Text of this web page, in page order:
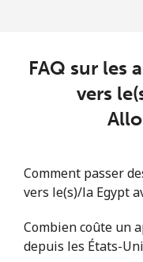
Ligne fixe
Estonia
Ligne fixe ⁦1.5p⁩
FAQ sur les
vers
Comment passer
vers le(s)/la Egypt
Combien coûte un
depuis les États-